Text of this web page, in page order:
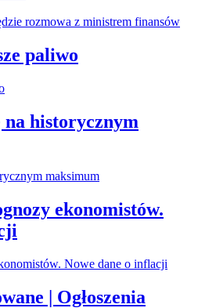
paliwo
na historycznym
ekonomistów.
| Ogłoszenia